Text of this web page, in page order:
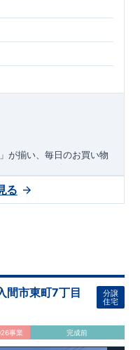
が揃い、毎日のお買い物
ます。コンビニやドラッ
い
ペースを確保したゆとり
干しも備え、日々の家事
4LDKへ変更可能なフレキシ
上根橋」徒歩3分
る
間市東町7丁目
分譲
住宅
事業 完成前